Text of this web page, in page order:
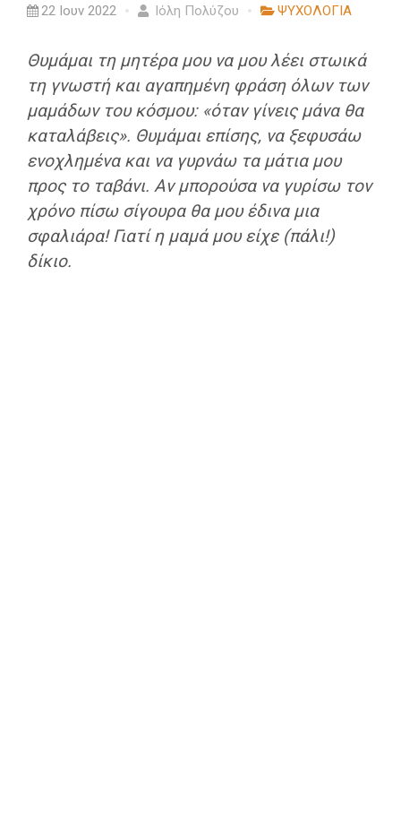
22 Ιουν 2022 Ιόλη Πολύζου ΨΥΧΟΛΟΓΙΑ
Θυμάμαι τη μητέρα μου να μου λέει στωικά
τη γνωστή και αγαπημένη φράση όλων των
μαμάδων του κόσμου: «όταν γίνεις μάνα θα
καταλάβεις». Θυμάμαι επίσης, να ξεφυσάω
ενοχλημένα και να γυρνάω τα μάτια μου
προς το ταβάνι. Αν μπορούσα να γυρίσω τον
χρόνο πίσω σίγουρα θα μου έδινα μια
σφαλιάρα! Γιατί η μαμά μου είχε (πάλι!)
δίκιο.